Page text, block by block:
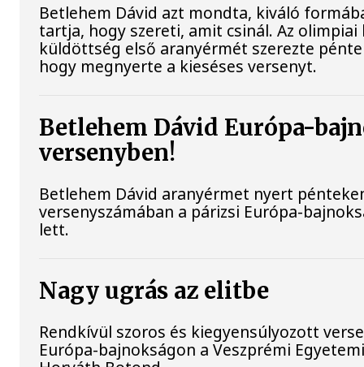
Betlehem Dávid azt mondta, kiváló
tartja, hogy szereti, amit csinál. Az
küldöttség első aranyérmét szerezte
hogy megnyerte a kieséses versenyt.
Betlehem Dávid Európa-
versenyben!
Betlehem Dávid aranyérmet nyert
versenyszámában a párizsi Európa-
lett.
Nagy ugrás az elitbe
Rendkívül szoros és kiegyensúlyozott
Európa-bajnokságon a Veszprémi